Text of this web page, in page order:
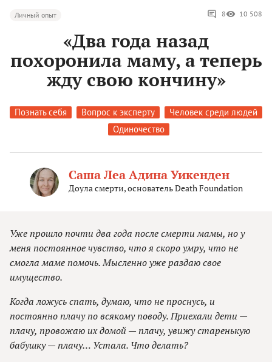
Личный опыт 8 10 508
«Два года назад
похоронила маму, а теперь
жду свою кончину»
Познать себя Вопрос к эксперту
Человек среди людей
Одиночество
Саша Леа Адина Уикенден
Доула смерти, основатель Death Foundation
Уже прошло почти два года после смерти мамы, но у
меня постоянное чувство, что я скоро умру, что не
смогла маме помочь. Мысленно уже раздаю свое
имущество.
Когда ложусь спать, думаю, что не проснусь, и
постоянно плачу по всякому поводу. Приехали дети —
плачу, провожаю их домой — плачу, увижу старенькую
бабушку — плачу… Устала. Что делать?